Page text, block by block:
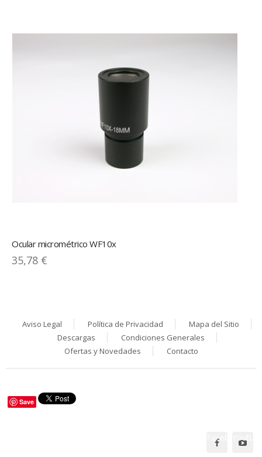
Ocular micrométrico WF10x
35,78 €
Aviso Legal Política de Privacidad
Mapa del Sitio
Descargas
Condiciones Generales
Ofertas y Novedades
Contacto
Save
Facebook